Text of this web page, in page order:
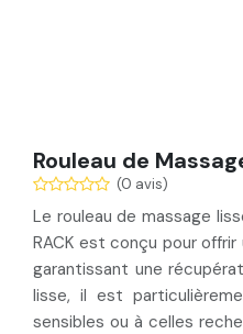
Rouleau de
(0 avis)
Le rouleau de massage
RACK est conçu pour offrir
garantissant une
lisse, il est
sensibles ou à celles